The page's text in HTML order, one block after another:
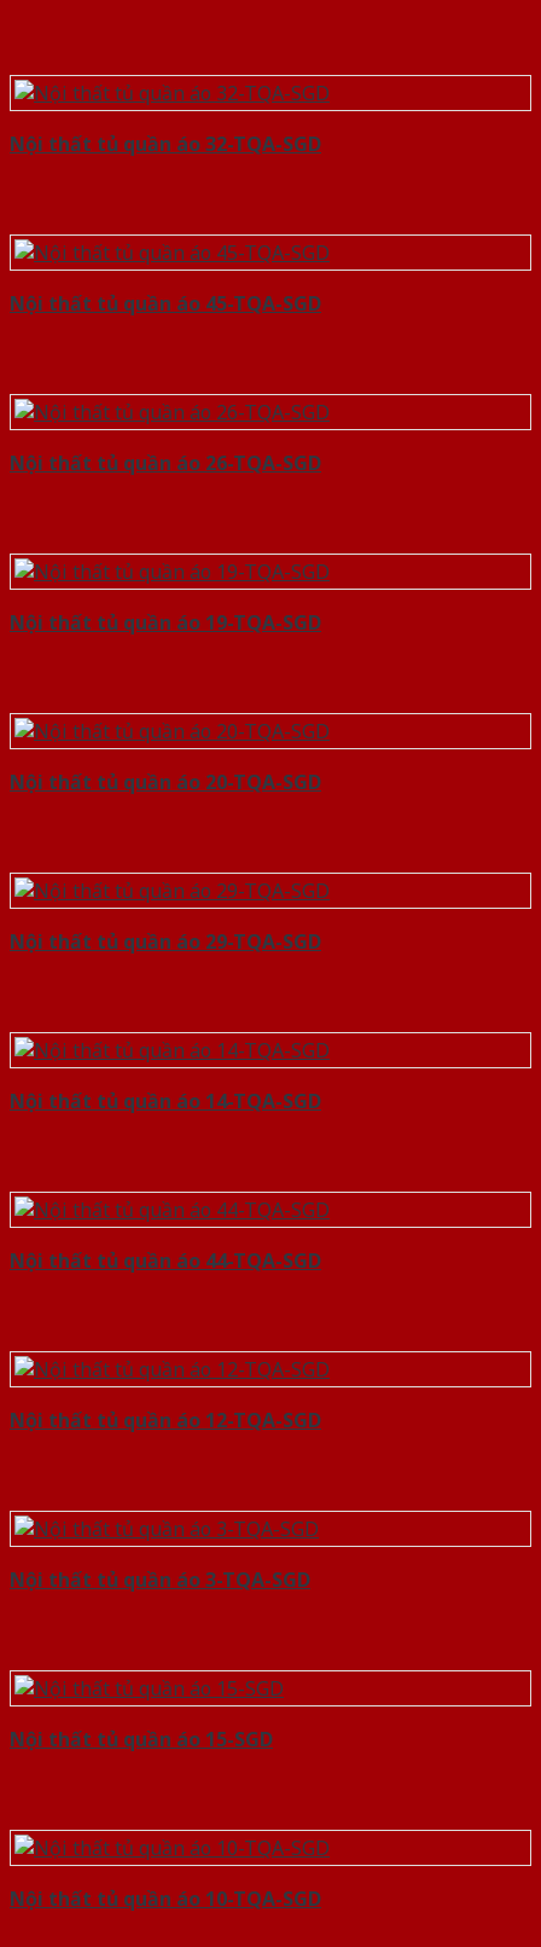
Nội thất tủ quần áo 32-TQA-SGD
Nội thất tủ quần áo 45-TQA-SGD
Nội thất tủ quần áo 26-TQA-SGD
Nội thất tủ quần áo 19-TQA-SGD
Nội thất tủ quần áo 20-TQA-SGD
Nội thất tủ quần áo 29-TQA-SGD
Nội thất tủ quần áo 14-TQA-SGD
Nội thất tủ quần áo 44-TQA-SGD
Nội thất tủ quần áo 12-TQA-SGD
Nội thất tủ quần áo 3-TQA-SGD
Nội thất tủ quần áo 15-SGD
Nội thất tủ quần áo 10-TQA-SGD